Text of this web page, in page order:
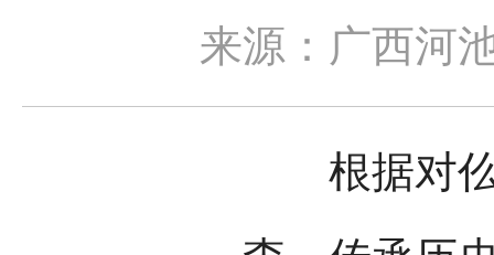
来源：广西河
根据对仫